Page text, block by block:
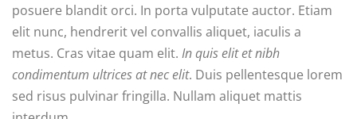
posuere blandit orci. In porta vulputate auctor. Etiam
elit nunc, hendrerit vel convallis aliquet, iaculis a
metus. Cras vitae quam elit. In quis elit et nibh
condimentum ultrices at nec elit. Duis pellentesque lorem
sed risus pulvinar fringilla. Nullam aliquet mattis